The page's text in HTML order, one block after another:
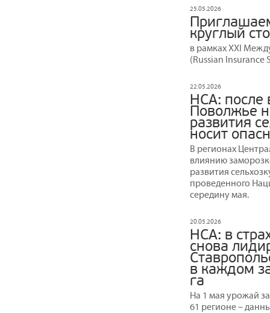
25.05.2026
круглый
в рамках XXI
(Russian Insurance
22.05.2026
НСА: после
Поволжье
развития
носит
В регионах
влиянию
развития
проведенного
середину мая.
20.05.2026
НСА: в
снова
в каждом
га
На 1 мая урожай
61 регионе –